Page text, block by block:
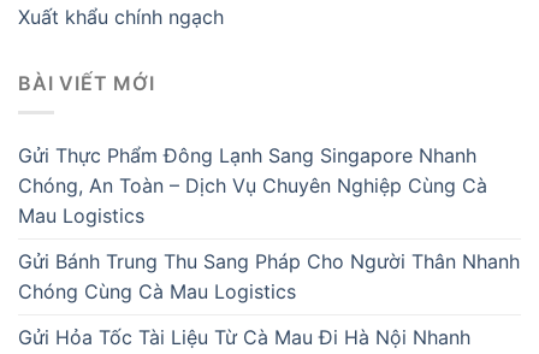
Xuất khẩu chính ngạch
BÀI VIẾT MỚI
Gửi Thực Phẩm Đông Lạnh Sang Singapore Nhanh
Chóng, An Toàn – Dịch Vụ Chuyên Nghiệp Cùng Cà
Mau Logistics
Gửi Bánh Trung Thu Sang Pháp Cho Người Thân Nhanh
Chóng Cùng Cà Mau Logistics
Gửi Hỏa Tốc Tài Liệu Từ Cà Mau Đi Hà Nội Nhanh